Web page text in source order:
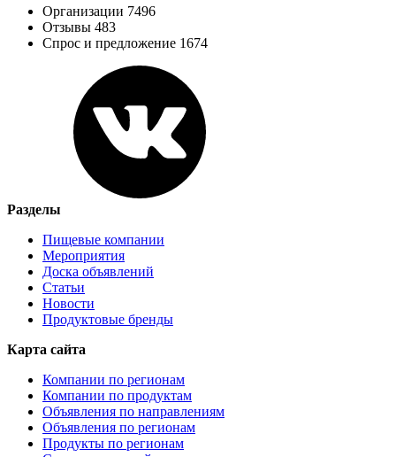
Организации 7496
Отзывы 483
Спрос и предложение 1674
Разделы
Пищевые компании
Мероприятия
Доска объявлений
Статьи
Новости
Продуктовые бренды
Карта сайта
Компании по регионам
Компании по продуктам
Объявления по направлениям
Объявления по регионам
Продукты по регионам